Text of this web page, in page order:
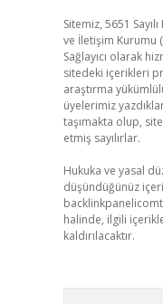
Sitemiz, 5651
ve İletişim Kurumu
Sağlayıcı olarak
sitedeki içerikleri
araştırma
üyelerimiz
taşımakta olup,
etmiş sayılırlar.
Hukuka ve yasal
düşündüğünüz
halinde, ilgili
kaldırılacaktır.